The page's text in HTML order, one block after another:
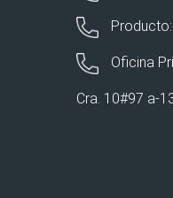
Oficina
Cra. 10#97 a-